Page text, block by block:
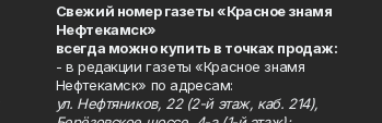
Свежий номер газеты «Красное знамя
Нефтекамск»
всегда можно купить в точках продаж:
- в редакции газеты «Красное знамя
Нефтекамск» по адресам:
ул. Нефтяников, 22 (2-й этаж, каб. 214),